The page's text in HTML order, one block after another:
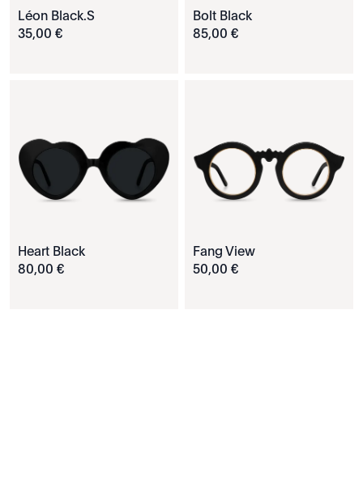
Léon Black.S
35,00 €
Bolt Black
85,00 €
Heart Black
80,00 €
Fang View
50,00 €